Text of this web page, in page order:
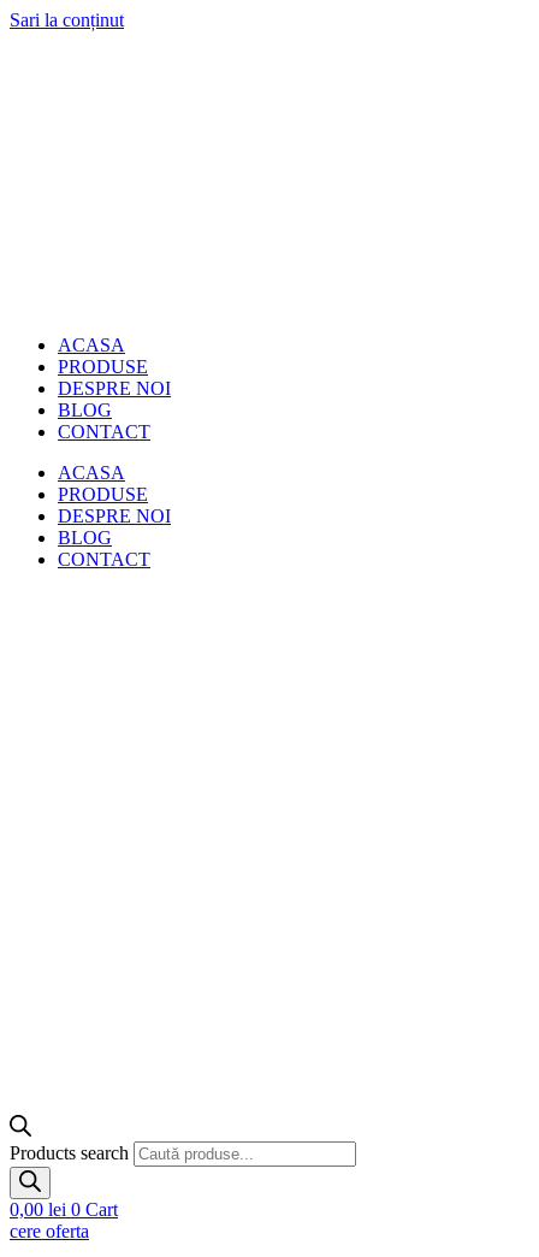
Sari la conținut
ACASA
PRODUSE
DESPRE NOI
BLOG
CONTACT
ACASA
PRODUSE
DESPRE NOI
BLOG
CONTACT
Products search
0,00 lei 0 Cart
cere oferta